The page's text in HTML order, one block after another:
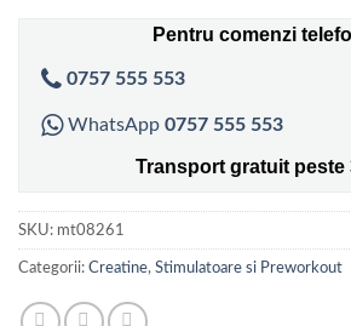
Pentru comenzi
0757 555 553
WhatsApp 0757 555 553
Transport gratuit peste
SKU: mt08261
Categorii: Creatine, Stimulatoare si Preworkout